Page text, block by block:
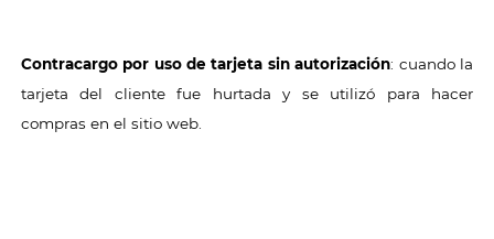
Contracargo por uso de tarjeta sin autorización: cuando la
tarjeta del cliente fue hurtada y se utilizó para hacer
compras en el sitio web.